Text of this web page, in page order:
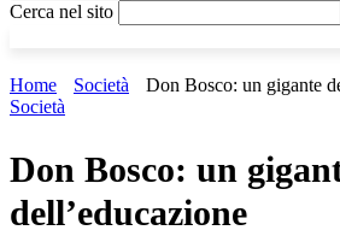
Cerca nel sito
Home Società
Don Bosco: un gigante
Società
Don Bosco: un
dell’educazione